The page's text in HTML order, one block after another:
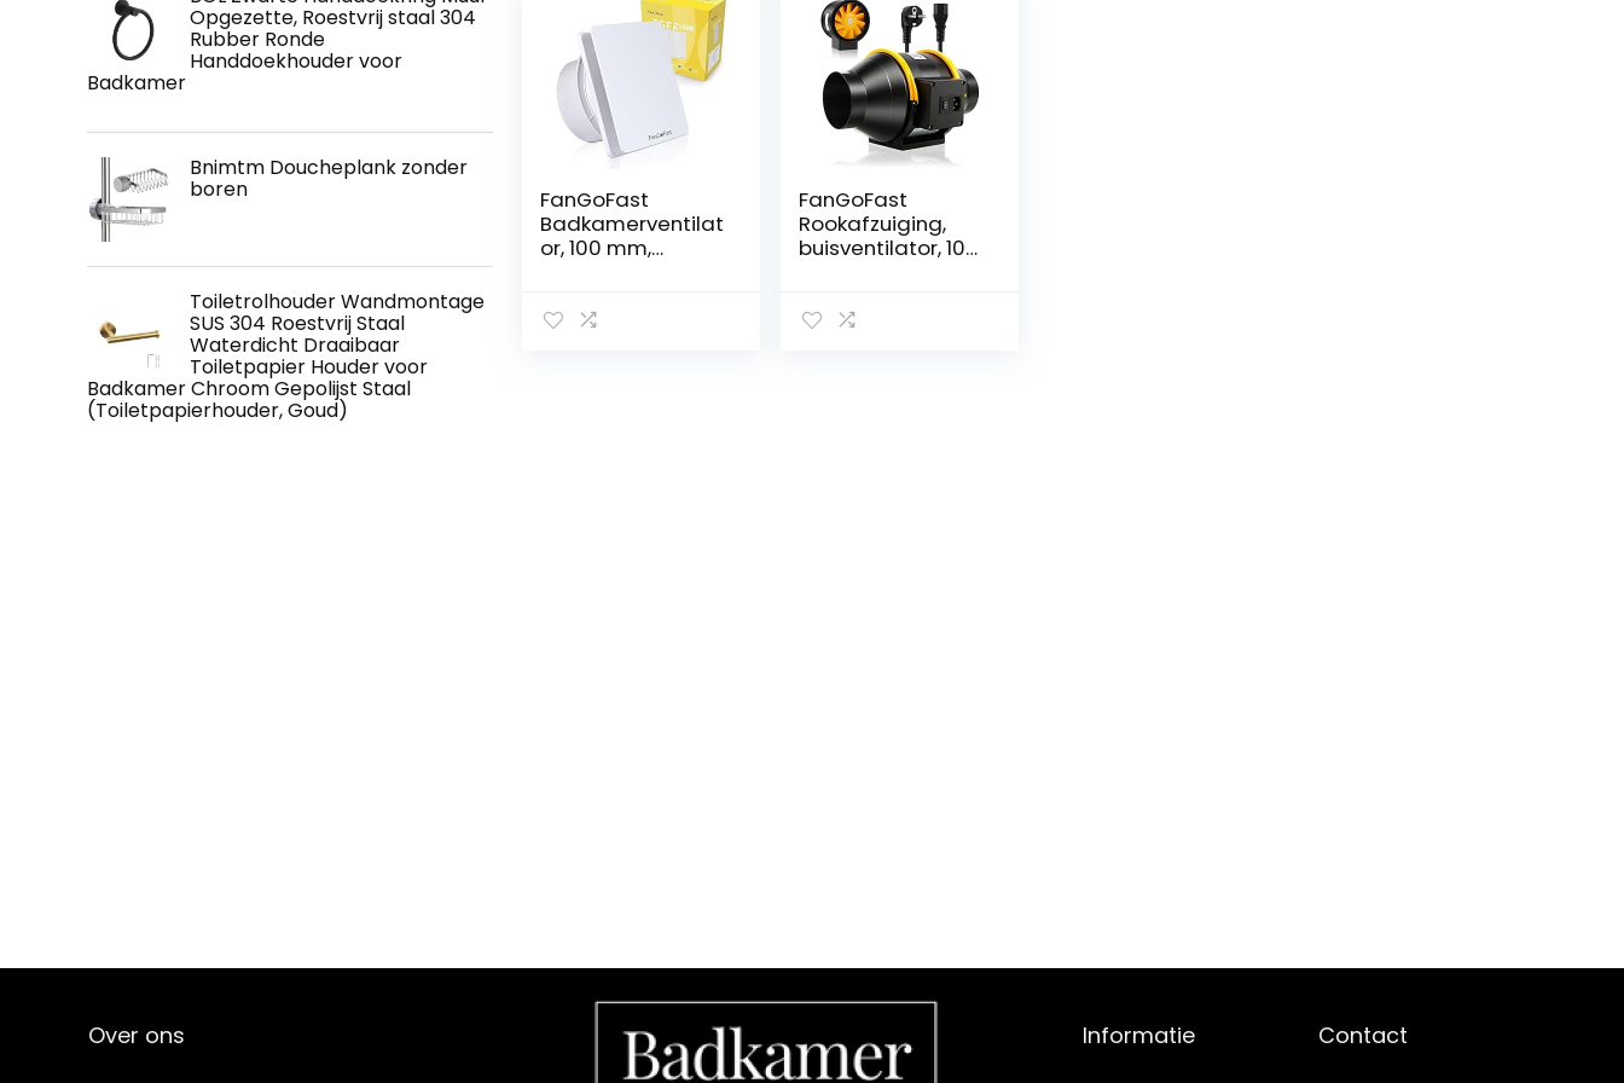
Opgezette, Roestvrij staal 304
Rubber Ronde
Handdoekhouder voor
Badkamer
Bnimtm Doucheplank zonder
boren
Toiletrolhouder Wandmontage
SUS 304 Roestvrij Staal
Waterdicht Draaibaar
Toiletpapier Houder voor
Badkamer Chroom Gepolijst Staal
(Toiletpapierhouder, Goud)
FanGoFast
Badkamerventilat
or, 100 mm,
terugloopklep, 12
FanGoFast
Rookafzuiging,
buisventilator, 100
kanaalventilator,
Over ons Informatie Contact